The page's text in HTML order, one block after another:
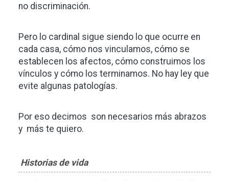
no discriminación.
Pero lo cardinal sigue siendo lo que ocurre en
cada casa, cómo nos vinculamos, cómo se
establecen los afectos, cómo construimos los
vínculos y cómo los terminamos. No hay ley que
evite algunas patologías.
Por eso decimos son necesarios más abrazos
y más te quiero.
Historias de vida